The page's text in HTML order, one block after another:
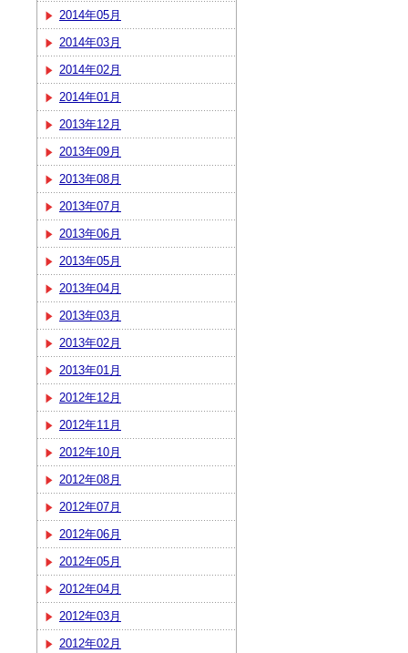
2014年05月
2014年03月
2014年02月
2014年01月
2013年12月
2013年09月
2013年08月
2013年07月
2013年06月
2013年05月
2013年04月
2013年03月
2013年02月
2013年01月
2012年12月
2012年11月
2012年10月
2012年08月
2012年07月
2012年06月
2012年05月
2012年04月
2012年03月
2012年02月